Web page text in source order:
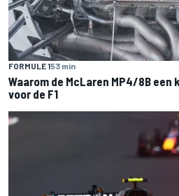
FORMULE 153 min
Waarom de McLaren MP4/8B
voor de F1